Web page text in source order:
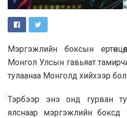
Мэргэжлийн боксын
Монгол Улсын гавьяат
тулаанаа Монголд хийхээр
Тэрбээр энэ онд гурван
ялснаар мэргэжлийн боксд